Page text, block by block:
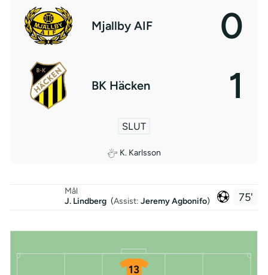
Mjallby AIF 0
BK Häcken 1
SLUT
K. Karlsson
75'
Mål
J. Lindberg (Assist: Jeremy Agbonifo)
13